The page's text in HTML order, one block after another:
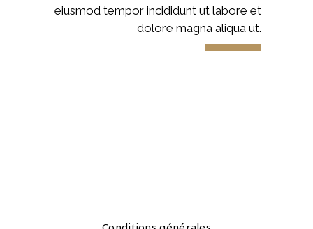
eiusmod tempor incididunt ut labore et
dolore magna aliqua ut.